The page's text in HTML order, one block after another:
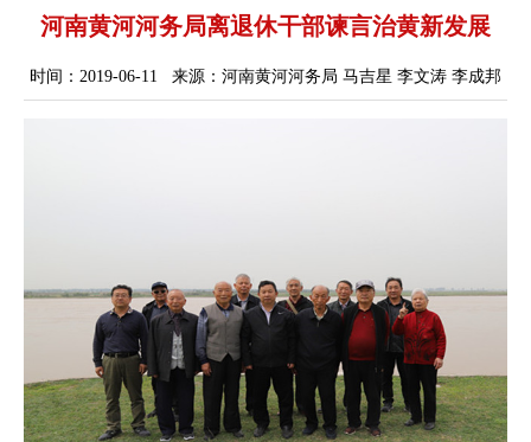
河南黄河河务局离退休干部谏言治黄新发展
时间：2019-06-11 来源：河南黄河河务局 马吉星 李文涛 李成邦